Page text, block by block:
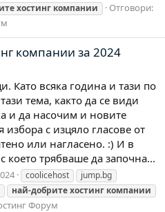
хостинг компании
Отговори:
компании за 2024
Като всяка година и тази по
тема, както да се види
и да насочим и новите
избора с изцяло гласове от
или нагласено. :) И в
което трябваше да започна...
coolicehost
jump.bg
най-добритехостинг компании
Форум